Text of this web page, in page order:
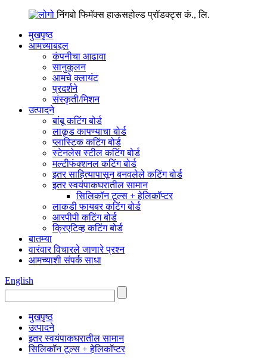
निंगबो फिमॅक्स हाऊसहोल्ड प्रॉडक्ट्स कं., लि.
मुखपृष्ठ
आमच्याबद्दल
कंपनीचा आढावा
सानुकूलन
आमचे क्लायंट
प्रदर्शने
संस्कृती/मिशन
उत्पादने
बांबू कटिंग बोर्ड
लाकूड कापण्याचा बोर्ड
प्लास्टिक कटिंग बोर्ड
स्टेनलेस स्टील कटिंग बोर्ड
मल्टीफंक्शनल कटिंग बोर्ड
इतर साहित्यापासून बनवलेले कटिंग बोर्ड
इतर स्वयंपाकघरातील सामान
सिलिकॉन टूल्स + हेलिकॉप्टर
लाकडी फायबर कटिंग बोर्ड
आरपीपी कटिंग बोर्ड
क्रिएटिव्ह कटिंग बोर्ड
बातम्या
वारंवार विचारले जाणारे प्रश्न
आमच्याशी संपर्क साधा
English
मुखपृष्ठ
उत्पादने
इतर स्वयंपाकघरातील सामान
सिलिकॉन टूल्स + हेलिकॉप्टर